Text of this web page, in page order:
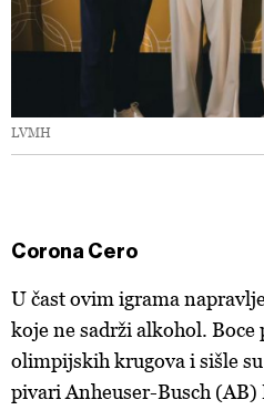
LVMH
Corona Cero
U čast ovim igrama
koje ne sadrži alkohol. Boce
olimpijskih krugova i sišle
pivari Anheuser-Busch